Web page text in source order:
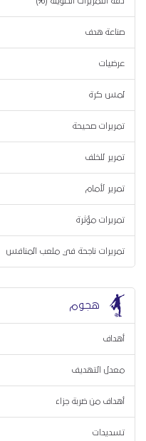
صناعة هدف
عرضيات
لمس كرة
تمريرات صحيحة
تمرير للخلف
تمرير لأمام
تمريرات مؤثرة
تمريرات ناجحة في ملعب المنافس
هجوم
أهداف
معدل التهديف
أهداف من ضربة جزاء
تسديدات